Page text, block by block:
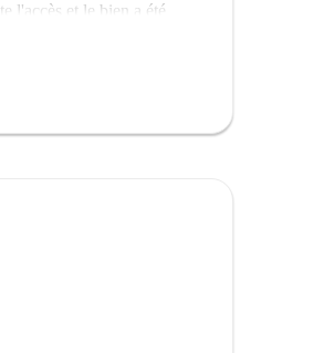
l'accès et le bien a été
l'électricité, l'eau, le
que Europa,